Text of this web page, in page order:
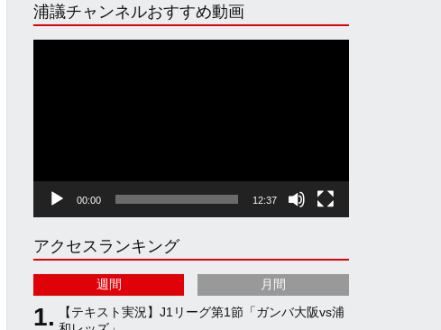
s
g
r
a
k
k
u
b
e
C
e
浦議チャンネルおすすめ動画
00:00 12:37
アクセスランキング
週間 月間
【テキスト実況】J1リーグ第1節「ガンバ大阪vs浦